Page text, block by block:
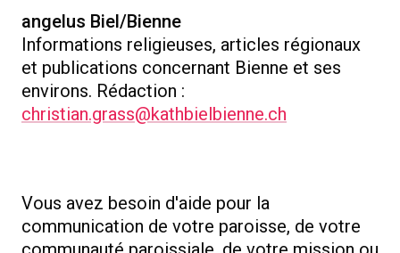
angelus Biel/Bienne
Informations religieuses, articles régionaux
et publications concernant Bienne et ses
environs. Rédaction :
christian.grass@kathbielbienne.ch
Vous avez besoin d'aide pour la
communication de votre paroisse, de votre